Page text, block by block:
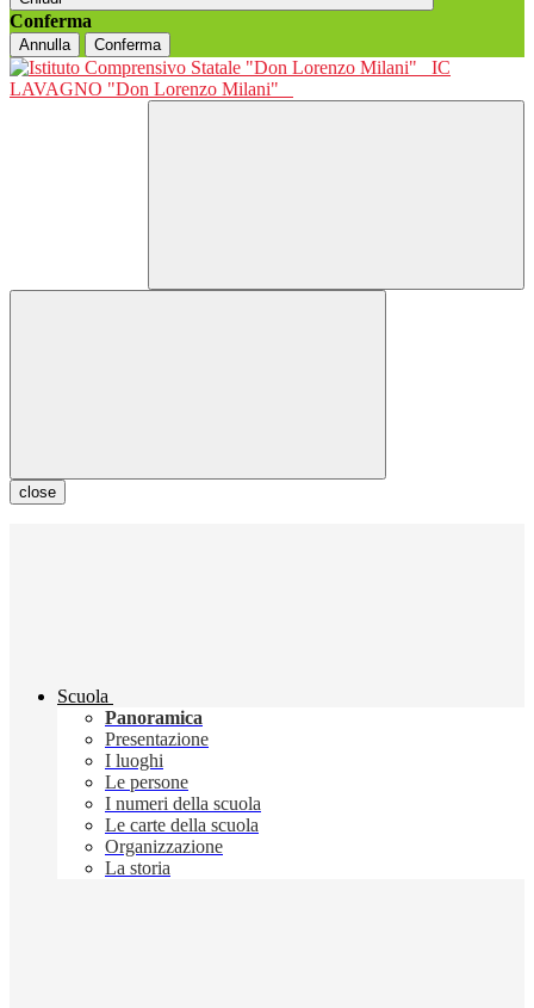
Conferma
Annulla Conferma
IC
LAVAGNO "Don Lorenzo Milani"
close
Scuola
Panoramica
Presentazione
I luoghi
Le persone
I numeri della scuola
Le carte della scuola
Organizzazione
La storia